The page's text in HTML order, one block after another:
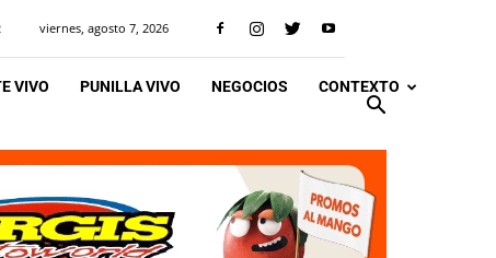
viernes, agosto 7, 2026
VIVO PUNILLA VIVO NEGOCIOS CONTEXTO